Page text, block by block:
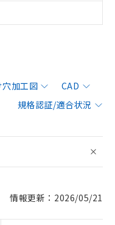
加工図
CAD
規格認証/適合状況
情報更新：2026/05/21